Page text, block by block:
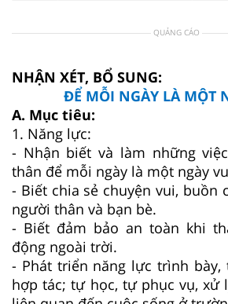
QUẢNG CÁO
NHẬN XÉT, BỔ SUNG:
ĐỂ MỖI NGÀY LÀ MỘT
A. Mục tiêu:
1. Năng lực:
- Nhận biết và làm những
thân để mỗi ngày là một ngày
- Biết chia sẻ chuyện vui, buồn
người thân và bạn bè.
- Biết đảm bảo an toàn khi
động ngoài trời.
- Phát triển năng lực trình bày,
hợp tác; tự học, tự phục vụ, xử